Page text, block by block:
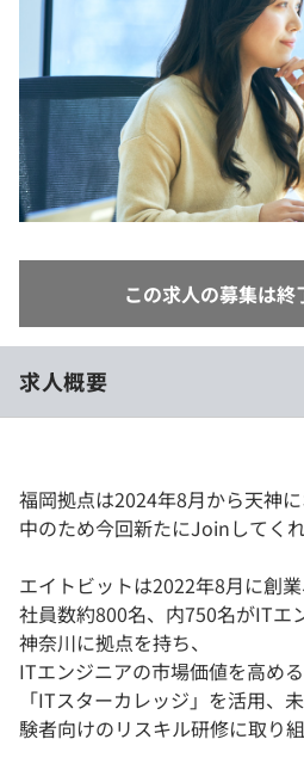
インタビュー
就活成功ガイド
リファレンス
プラン
個人向けプラン
学校向けプラン
再チャレンジ結果一覧
paiza times
この求人の募集は終
求人概要
福岡拠点は2024年8月から天神
中のため今回新たにJoinしてく
エイトビットは2022年8月に創
社員数約800名、内750名がITエ
神奈川に拠点を持ち、
ITエンジニアの市場価値を高め
「ITスターカレッジ」を活用、
験者向けのリスキル研修に取り組